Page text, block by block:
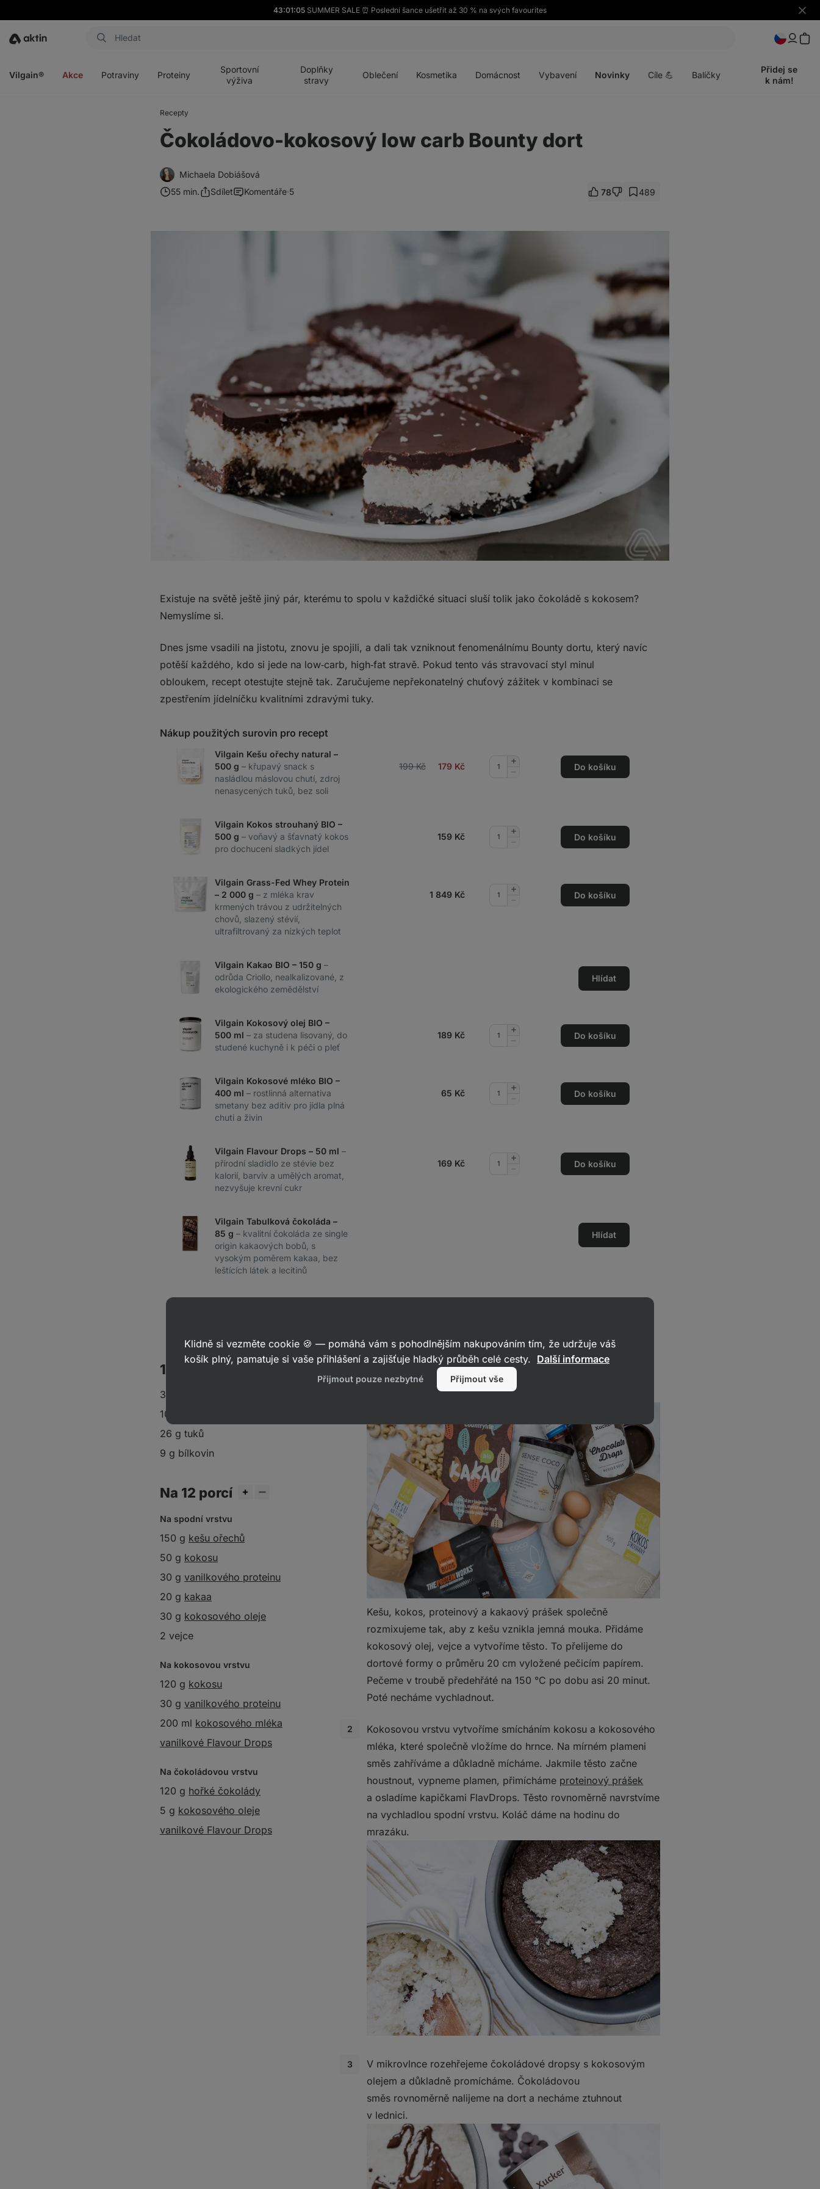
43:01:04 SUMMER SALE ⏰ Poslední šance ušetřit až 30 % na svých favourites
Skrýt
Aktin
Vilgain® Akce Potraviny Proteiny
Sportovní
výživa
Doplňky
stravy
Oblečení Kosmetika Domácnost Vybavení Novinky Cíle 💪 Balíčky
Přidej se
k nám!
Recepty
Čokoládovo-kokosový low carb Bounty dort
Michaela Dobiášová
55 min.
Sdílet Komentáře 5 78 489
Existuje na světě ještě jiný pár, kterému to spolu v každičké situaci sluší tolik jako čokoládě s kokosem?
Nemyslíme si.
Dnes jsme vsadili na jistotu, znovu je spojili, a dali tak vzniknout fenomenálnímu Bounty dortu, který navíc
potěší každého, kdo si jede na low‑carb, high‑fat stravě. Pokud tento vás stravovací styl minul
obloukem, recept otestujte stejně tak. Zaručujeme nepřekonatelný chuťový zážitek v kombinaci se
zpestřením jídelníčku kvalitními zdravými tuky.
Nákup použitých surovin pro recept
Vilgain Kešu ořechy natural –
500 g – křupavý snack s
nasládlou máslovou chutí, zdroj
nenasycených tuků, bez soli
199 Kč 179 Kč
Přidat
Do košíku
Vilgain Kokos strouhaný BIO –
500 g – voňavý a šťavnatý kokos
pro dochucení sladkých jídel
159 Kč
Přidat
Do košíku
Vilgain Grass-Fed Whey Protein
– 2 000 g – z mléka krav
krmených trávou z udržitelných
chovů, slazený stévií,
ultrafiltrovaný za nízkých teplot
1 849 Kč
Přidat
Do košíku
Vilgain Kakao BIO – 150 g –
odrůda Criollo, nealkalizované, z
ekologického zemědělství
Hlídat
Vilgain Kokosový olej BIO –
500 ml – za studena lisovaný, do
studené kuchyně i k péči o pleť
189 Kč
Přidat
Do košíku
Vilgain Kokosové mléko BIO –
400 ml – rostlinná alternativa
smetany bez aditiv pro jídla plná
chuti a živin
65 Kč
Přidat
Do košíku
Vilgain Flavour Drops – 50 ml –
přírodní sladidlo ze stévie bez
kalorií, barviv a umělých aromat,
nezvyšuje krevní cukr
169 Kč
Přidat
Do košíku
Vilgain Tabulková čokoláda –
85 g – kvalitní čokoláda ze single
origin kakaových bobů, s
vysokým poměrem kakaa, bez
leštících látek a lecitinů
Hlídat
1 porce obsahuje
314 kcal
10 g sacharidů
26 g tuků
9 g bílkovin
Na 12 porcí
Na spodní vrstvu
150 g kešu ořechů
50 g kokosu
30 g vanilkového proteinu
20 g kakaa
30 g kokosového oleje
2 vejce
Na kokosovou vrstvu
120 g kokosu
30 g vanilkového proteinu
200 ml kokosového mléka
vanilkové Flavour Drops
Na čokoládovou vrstvu
120 g hořké čokolády
5 g kokosového oleje
vanilkové Flavour Drops
Kešu, kokos, proteinový a kakaový prášek společně
rozmixujeme tak, aby z kešu vznikla jemná mouka. Přidáme
kokosový olej, vejce a vytvoříme těsto. To přelijeme do
dortové formy o průměru 20 cm vyložené pečicím papírem.
Pečeme v troubě předehřáté na 150 °C po dobu asi 20 minut.
Poté necháme vychladnout.
Kokosovou vrstvu vytvoříme smícháním kokosu a kokosového
mléka, které společně vložíme do hrnce. Na mírném plameni
směs zahříváme a důkladně mícháme. Jakmile těsto začne
houstnout, vypneme plamen, přimícháme proteinový prášek
a osladíme kapičkami FlavDrops. Těsto rovnoměrně navrstvíme
na vychladlou spodní vrstvu. Koláč dáme na hodinu do
mrazáku.
V mikrovlnce rozehřejeme čokoládové dropsy s kokosovým
olejem a důkladně promícháme. Čokoládovou
směs rovnoměrně nalijeme na dort a necháme ztuhnout
v lednici.
Klidně si vezměte cookie 🍪 — pomáhá vám s pohodlnějším nakupováním tím, že udržuje váš
košík plný, pamatuje si vaše přihlášení a zajišťuje hladký průběh celé cesty. Další informace
Přijmout pouze nezbytné Přijmout vše